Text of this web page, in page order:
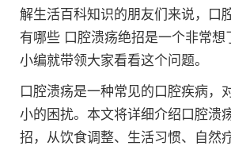
解生活百科知识的朋友们来说，口
有哪些 口腔溃疡绝招是一个非常想
小编就带领大家看看这个问题。
口腔溃疡是一种常见的口腔疾病，
小的困扰。本文将详细介绍口腔溃
招，从饮食调整、生活习惯、自然